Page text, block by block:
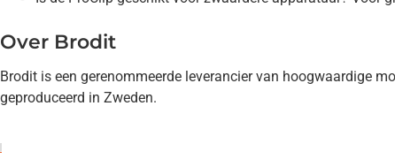
Over Brodit
Brodit is een gerenommeerde leverancier van hoogwaardige
geproduceerd in Zweden.